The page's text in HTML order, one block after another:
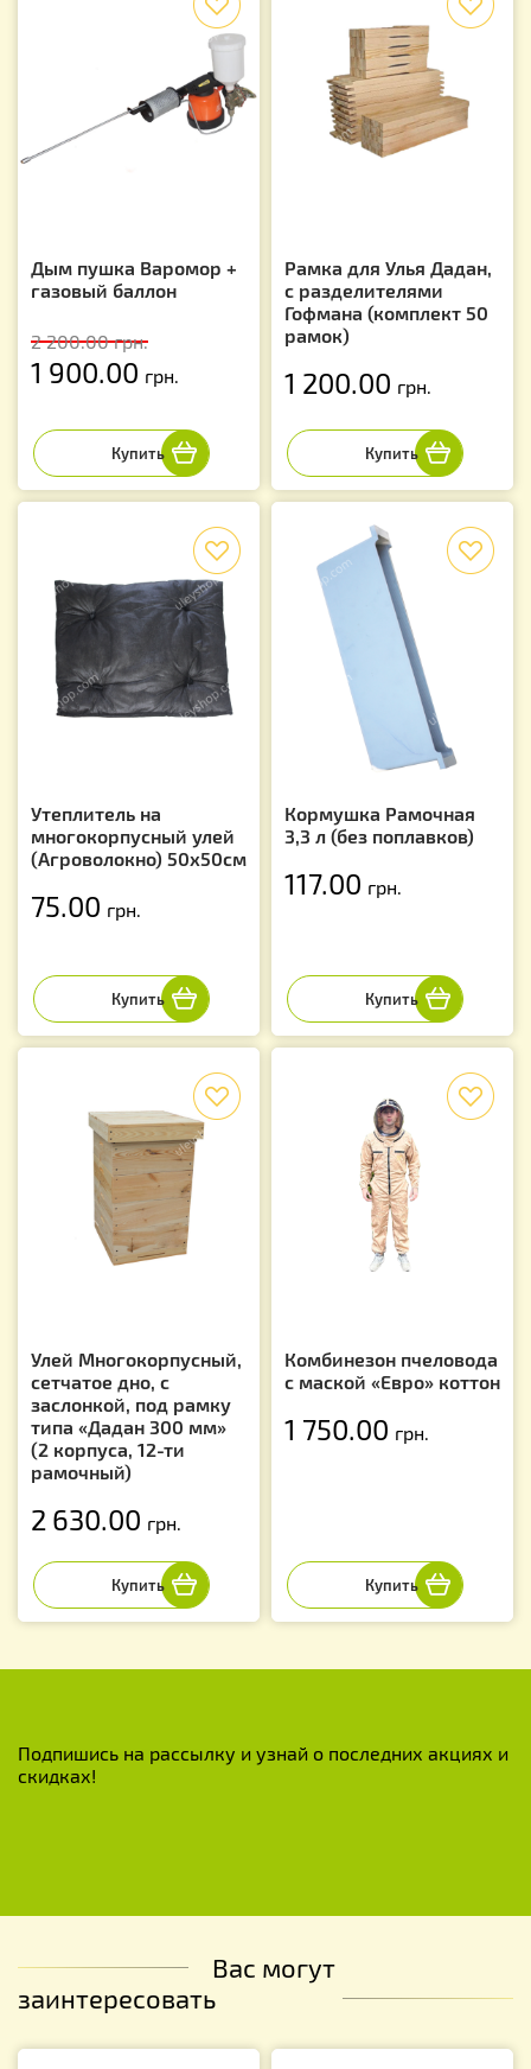
Дым пушка Варомор +
газовый баллон
2 200.00грн.
1 900.00 грн.
Рамка для Улья Дадан,
с разделителями
Гофмана (комплект 50
рамок)
1 200.00 грн.
Утеплитель на
многокорпусный улей
(Агроволокно) 50х50см
75.00 грн.
Кормушка Рамочная
3,3 л (без поплавков)
117.00 грн.
Улей Многокорпусный,
сетчатое дно, с
заслонкой, под рамку
типа «Дадан 300 мм»
(2 корпуса, 12-ти
рамочный)
2 630.00 грн.
Комбинезон пчеловода
с маской «Евро» коттон
1 750.00 грн.
Подпишись на рассылку и узнай о последних акциях и
скидках!
Вас могут
заинтересовать